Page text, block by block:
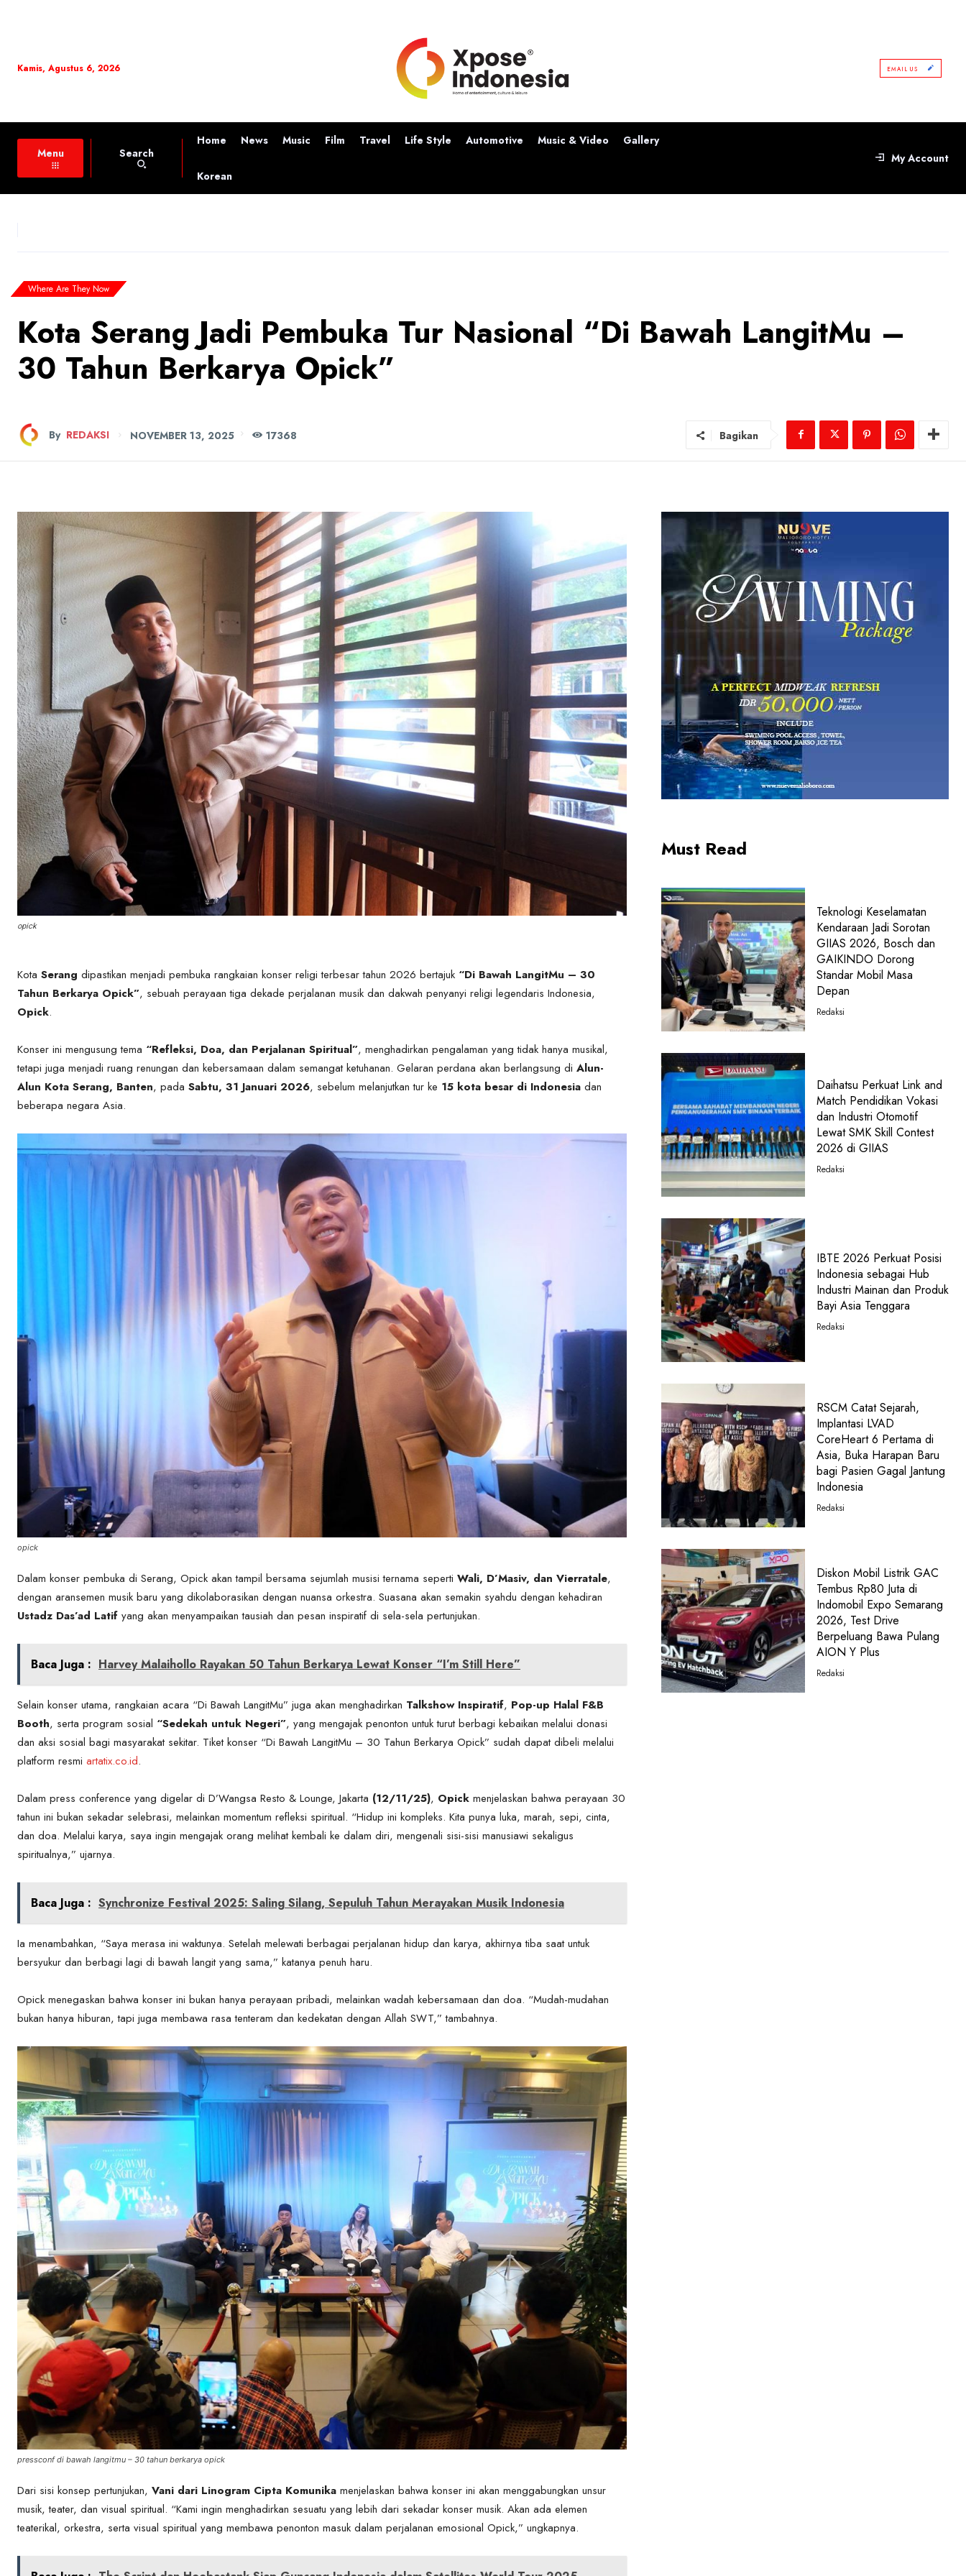
Kamis, Agustus 6, 2026 EMAIL US
Menu Search
Home News Music Film Travel Life Style Automotive Music & Video Gallery
Korean
My Account
Where Are They Now
Kota Serang Jadi Pembuka Tur Nasional “Di Bawah LangitMu –
30 Tahun Berkarya Opick”
By REDAKSI NOVEMBER 13, 2025 17368 Bagikan
opick
Kota Serang dipastikan menjadi pembuka rangkaian konser religi terbesar tahun 2026 bertajuk “Di Bawah LangitMu – 30
Tahun Berkarya Opick”, sebuah perayaan tiga dekade perjalanan musik dan dakwah penyanyi religi legendaris Indonesia,
Opick.
Konser ini mengusung tema “Refleksi, Doa, dan Perjalanan Spiritual”, menghadirkan pengalaman yang tidak hanya musikal,
tetapi juga menjadi ruang renungan dan kebersamaan dalam semangat ketuhanan. Gelaran perdana akan berlangsung di Alun-
Alun Kota Serang, Banten, pada Sabtu, 31 Januari 2026, sebelum melanjutkan tur ke 15 kota besar di Indonesia dan
beberapa negara Asia.
opick
Dalam konser pembuka di Serang, Opick akan tampil bersama sejumlah musisi ternama seperti Wali, D’Masiv, dan Vierratale,
dengan aransemen musik baru yang dikolaborasikan dengan nuansa orkestra. Suasana akan semakin syahdu dengan kehadiran
Ustadz Das’ad Latif yang akan menyampaikan tausiah dan pesan inspiratif di sela-sela pertunjukan.
Baca Juga : Harvey Malaihollo Rayakan 50 Tahun Berkarya Lewat Konser “I’m Still Here”
Selain konser utama, rangkaian acara “Di Bawah LangitMu” juga akan menghadirkan Talkshow Inspiratif, Pop-up Halal F&B
Booth, serta program sosial “Sedekah untuk Negeri”, yang mengajak penonton untuk turut berbagi kebaikan melalui donasi
dan aksi sosial bagi masyarakat sekitar. Tiket konser “Di Bawah LangitMu – 30 Tahun Berkarya Opick” sudah dapat dibeli melalui
platform resmi artatix.co.id.
Dalam press conference yang digelar di D’Wangsa Resto & Lounge, Jakarta (12/11/25), Opick menjelaskan bahwa perayaan 30
tahun ini bukan sekadar selebrasi, melainkan momentum refleksi spiritual. “Hidup ini kompleks. Kita punya luka, marah, sepi, cinta,
dan doa. Melalui karya, saya ingin mengajak orang melihat kembali ke dalam diri, mengenali sisi-sisi manusiawi sekaligus
spiritualnya,” ujarnya.
Baca Juga : Synchronize Festival 2025: Saling Silang, Sepuluh Tahun Merayakan Musik Indonesia
Ia menambahkan, “Saya merasa ini waktunya. Setelah melewati berbagai perjalanan hidup dan karya, akhirnya tiba saat untuk
bersyukur dan berbagi lagi di bawah langit yang sama,” katanya penuh haru.
Opick menegaskan bahwa konser ini bukan hanya perayaan pribadi, melainkan wadah kebersamaan dan doa. “Mudah-mudahan
bukan hanya hiburan, tapi juga membawa rasa tenteram dan kedekatan dengan Allah SWT,” tambahnya.
pressconf di bawah langitmu – 30 tahun berkarya opick
Dari sisi konsep pertunjukan, Vani dari Linogram Cipta Komunika menjelaskan bahwa konser ini akan menggabungkan unsur
musik, teater, dan visual spiritual. “Kami ingin menghadirkan sesuatu yang lebih dari sekadar konser musik. Akan ada elemen
teaterikal, orkestra, serta visual spiritual yang membawa penonton masuk dalam perjalanan emosional Opick,” ungkapnya.
Must Read
Teknologi Keselamatan
Kendaraan Jadi Sorotan
GIIAS 2026, Bosch dan
GAIKINDO Dorong
Standar Mobil Masa
Depan
Redaksi
Daihatsu Perkuat Link and
Match Pendidikan Vokasi
dan Industri Otomotif
Lewat SMK Skill Contest
2026 di GIIAS
Redaksi
IBTE 2026 Perkuat Posisi
Indonesia sebagai Hub
Industri Mainan dan Produk
Bayi Asia Tenggara
Redaksi
RSCM Catat Sejarah,
Implantasi LVAD
CoreHeart 6 Pertama di
Asia, Buka Harapan Baru
bagi Pasien Gagal Jantung
Indonesia
Redaksi
Diskon Mobil Listrik GAC
Tembus Rp80 Juta di
Indomobil Expo Semarang
2026, Test Drive
Berpeluang Bawa Pulang
AION Y Plus
Redaksi